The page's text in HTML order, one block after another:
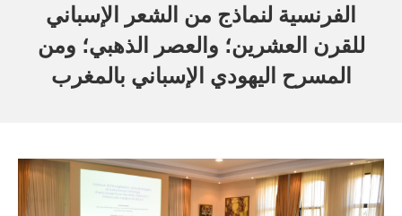
الفرنسية لنماذج من الشعر الإسباني
للقرن العشرين؛ والعصر الذهبي؛ ومن
المسرح اليهودي الإسباني بالمغرب